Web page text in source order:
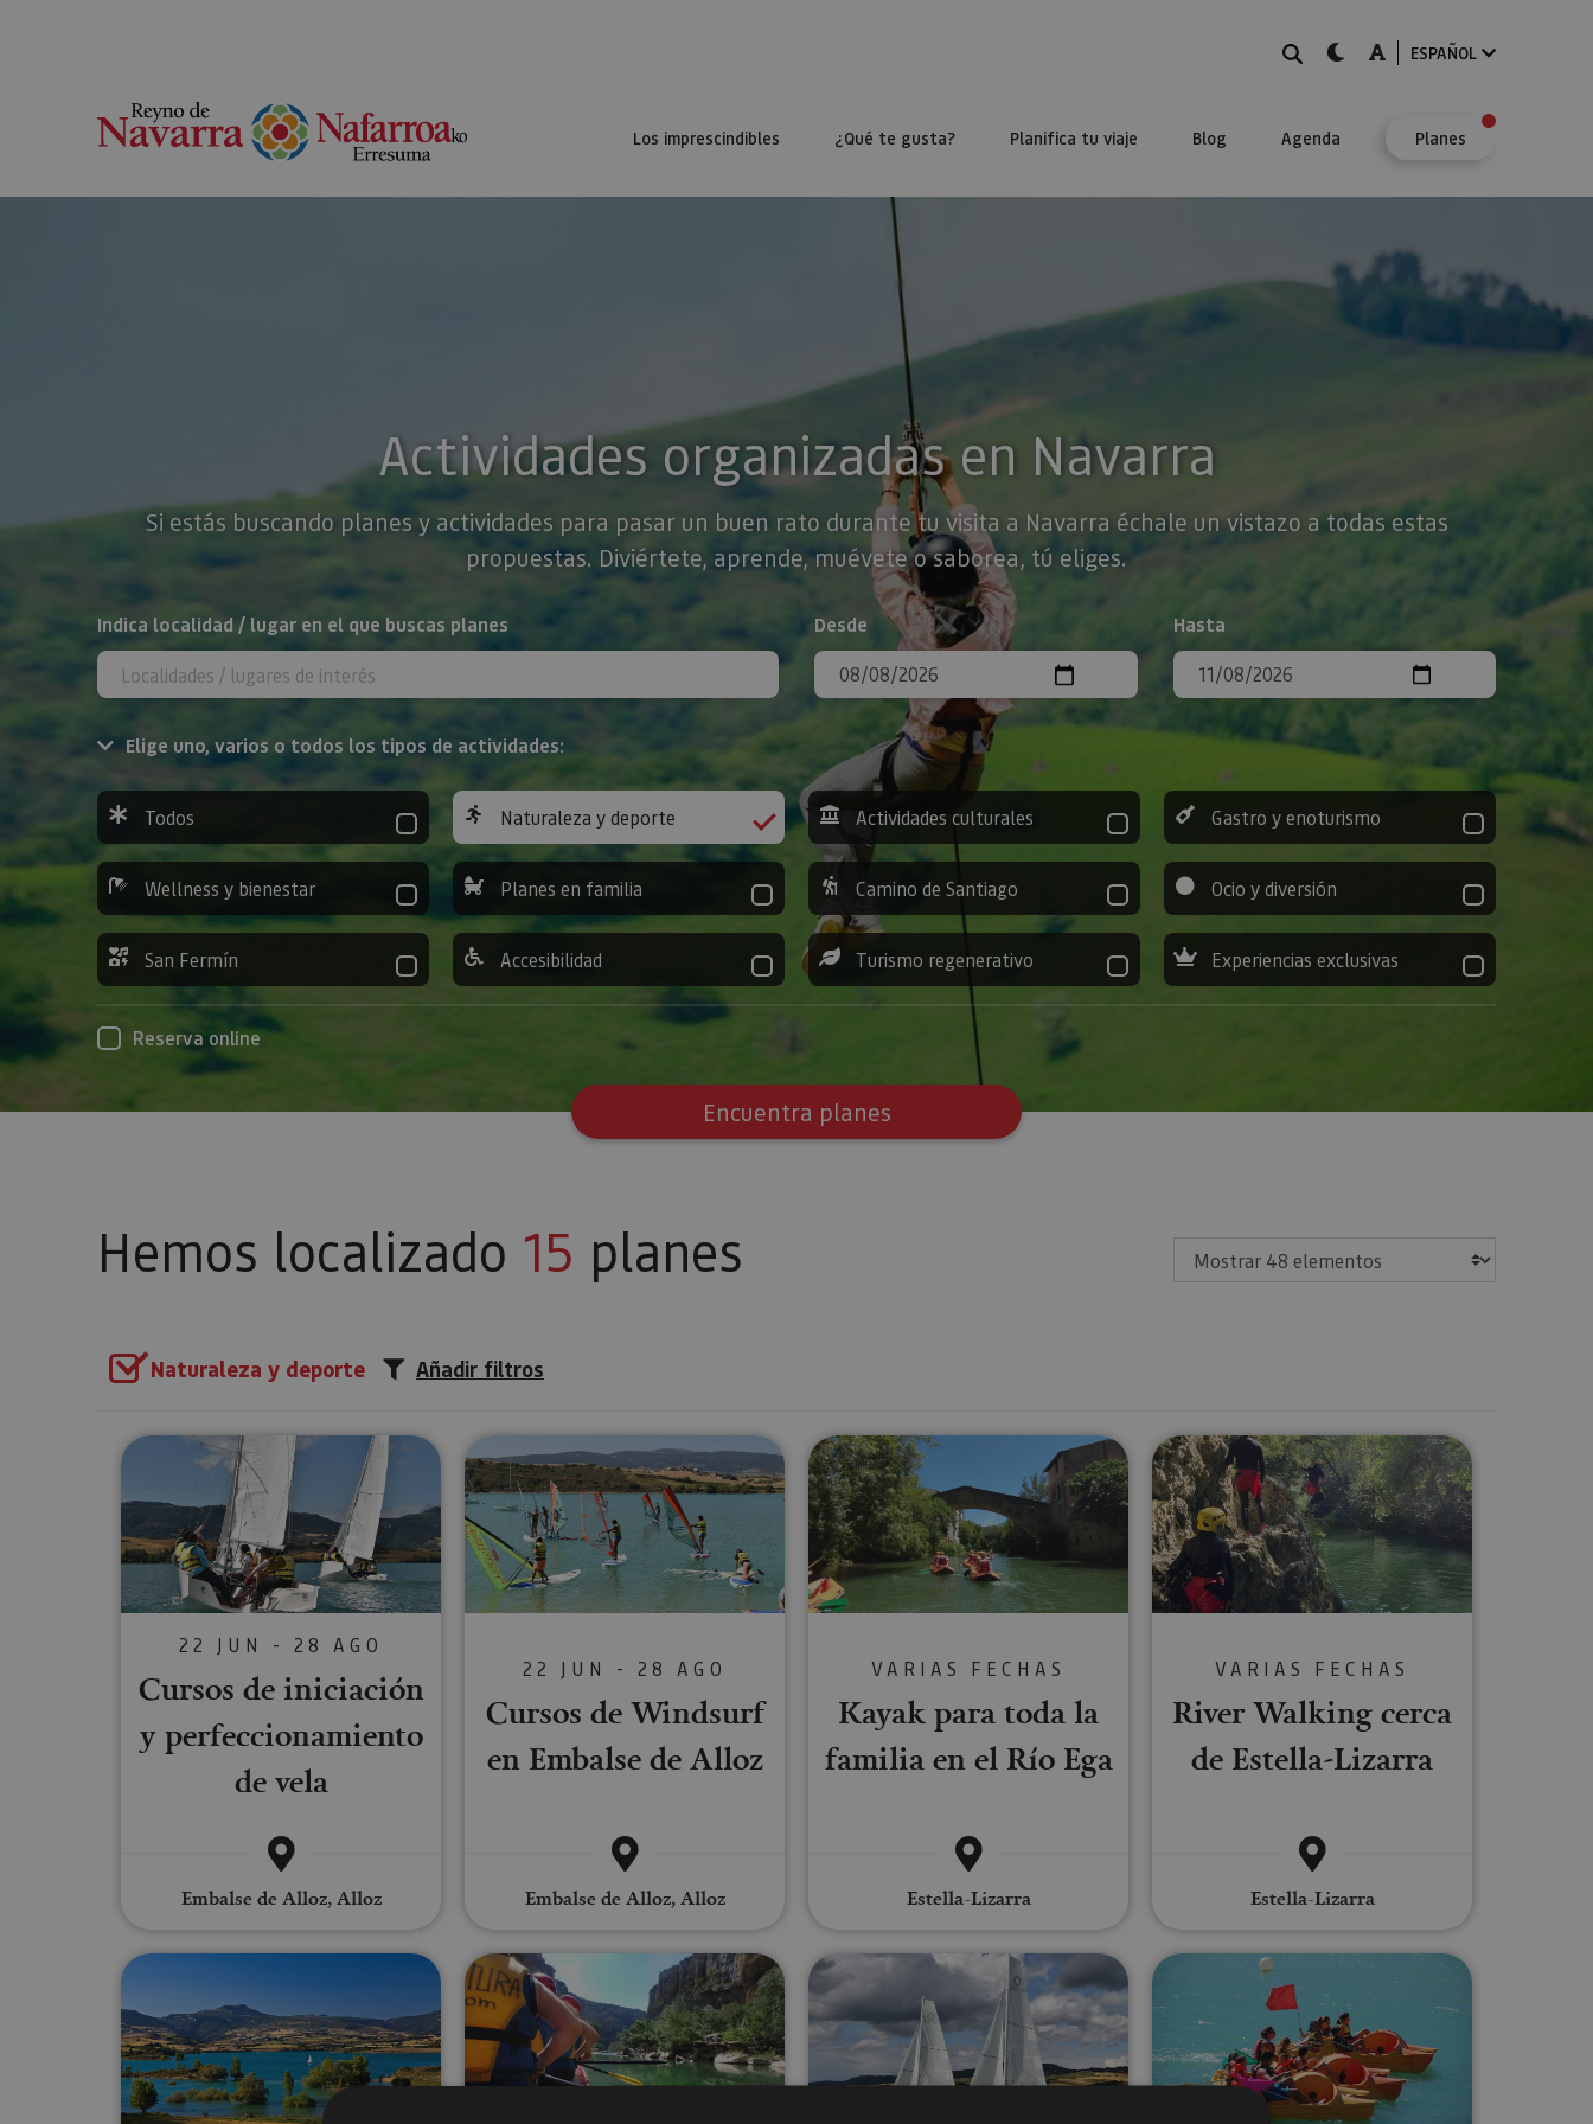
BUSCARdark-mode
A-modeESPAÑOL
Los imprescindibles ¿Qué te gusta? Planifica tu viaje Blog Agenda Planes
Actividades organizadas en Navarra
Si estás buscando planes y actividades para pasar un buen rato durante tu visita a Navarra échale un vistazo a todas estas
propuestas. Diviértete, aprende, muévete o saborea, tú eliges.
BUSCAR
Indica localidad / lugar en el que buscas planes Desde Hasta
Elige uno, varios o todos los tipos de actividades:
Todos Naturaleza y deporte Actividades culturales Gastro y enoturismo
Wellness y bienestar Planes en familia Camino de Santiago Ocio y diversión
San Fermín Accesibilidad Turismo regenerativo Experiencias exclusivas
Reserva online
Encuentra planes
Hemos localizado 15 planes
Naturaleza y deporte Añadir filtros
Cursos de iniciación y perfeccionamiento de vela
22 JUN - 28 AGO
Cursos de iniciación
y perfeccionamiento
de vela
Embalse de Alloz, Alloz
Cursos de Windsurf en Embalse de Alloz
22 JUN - 28 AGO
Cursos de Windsurf
en Embalse de Alloz
Embalse de Alloz, Alloz
Kayak para toda la familia en el Río Ega
VARIAS FECHAS
Kayak para toda la
familia en el Río Ega
Estella-Lizarra
River Walking cerca de Estella-
VARIAS FECHAS
River Walking cerca
de Estella-Lizarra
Estella-Lizarra
Sup Yoga en el Embalse de Alloz Descenso en balsa por el río Irati Paseos en barco de vela Alquiler de piraguas e hidropedales